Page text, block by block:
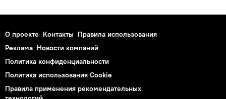
О проекте Контакты Правила использования
Реклама Новости компаний
Политика конфиденциальности
Политика использования Cookie
Правила применения рекомендательных